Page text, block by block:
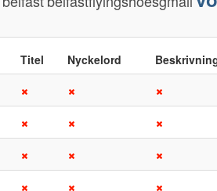
Titel Nyckelord